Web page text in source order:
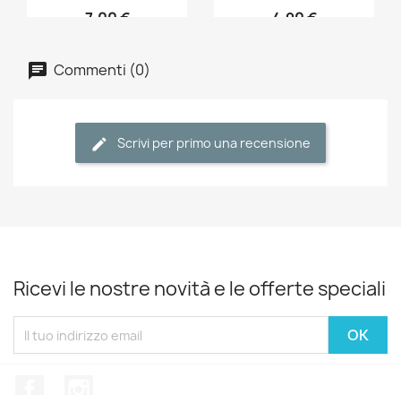
7,00 € 4,90 €
Commenti (0)
Scrivi per primo una recensione
Ricevi le nostre novità e le offerte speciali